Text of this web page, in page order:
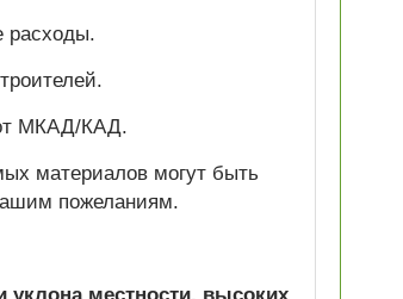
расходы.
МКАД/КАД.
материалов могут быть
пожеланиям.